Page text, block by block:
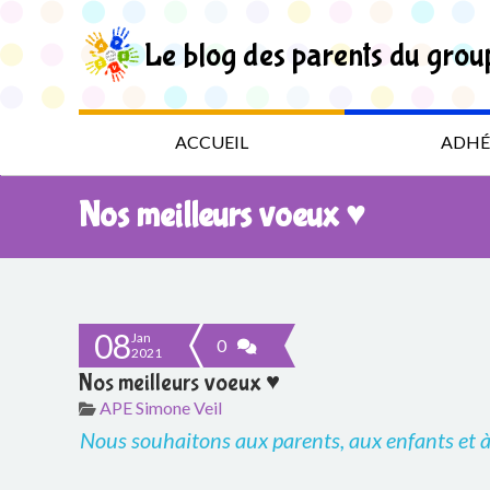
i
p
e
t
L
b
g
d
e
Le blog des parents du
ACCUEIL
Nos meilleurs voeux ♥
08Jan
2021
0
Nos meilleurs voeux ♥
APE Simone Veil
Nous souhaitons aux parents, aux enfants et